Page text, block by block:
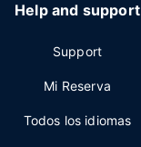
Help and support
Support
Mi Reserva
Todos los idiomas